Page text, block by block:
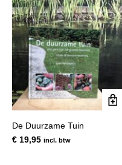
De Duurzame Tuin
€ 19,95 incl. btw